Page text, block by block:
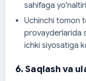
sahifaga
Uchinchi tomon
provayderlarida
ichki siyosatiga
6. Saqlash va